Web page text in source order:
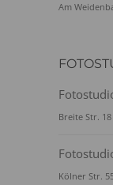
Am
Breite Str. 18
Kölner Str.